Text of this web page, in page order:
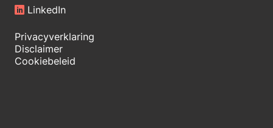
LinkedIn
Privacyverklaring
Disclaimer
Cookiebeleid